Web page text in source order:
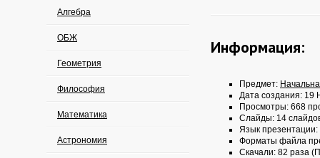
Алгебра
ОБЖ
Геометрия
Философия
Математика
Астрономия
Информация:
Предмет:
Дата создания: 19
Просмотры: 668
Слайды: 14
Язык презентации:
Форматы файла
Скачали: 82 раза